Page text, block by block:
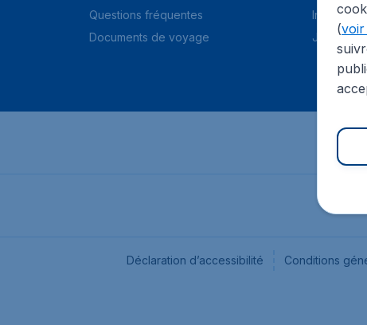
Questions fréquentes
Documents de voyage
Jobs
Déclaration d’accessibilité Conditions
(voir